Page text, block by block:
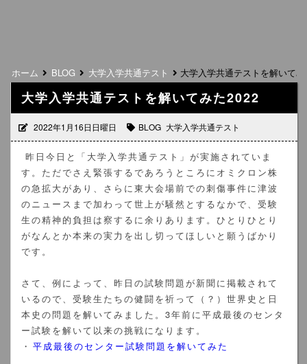
ホーム BLOG 大学入学共通テスト 大学入学共通テストを解いて
大学入学共通テストを解いてみた2022
2022年1月16日日曜日 BLOG 大学入学共通テスト
昨日今日と「大学入学共通テスト」が実施されていま
す。ただでさえ緊張するであろうところにオミクロン株
の急拡大があり、さらに東大会場前での刺傷事件に津波
のニュースまで加わって世上が騒然とするなかで、受験
生の精神的負担は察するに余りあります。ひとりひとり
がなんとか本来の実力を出し切ってほしいと願うばかり
です。
さて、例によって、昨日の試験問題が新聞に掲載されて
いるので、受験生たちの健闘を祈って（？）世界史と日
本史の問題を解いてみました。3年前に平成最後のセンタ
ー試験を解いて以来の挑戦になります。
・ 平成最後のセンター試験問題を解いてみた